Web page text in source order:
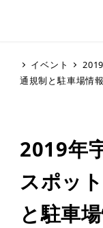
イベント
通規制と駐車場情
2019年
スポッ
と駐車